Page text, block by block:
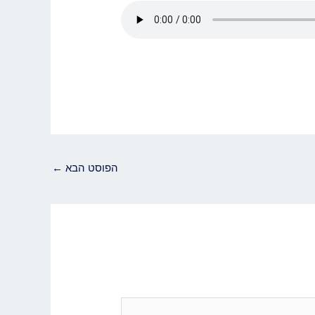
הפוסט הבא ←